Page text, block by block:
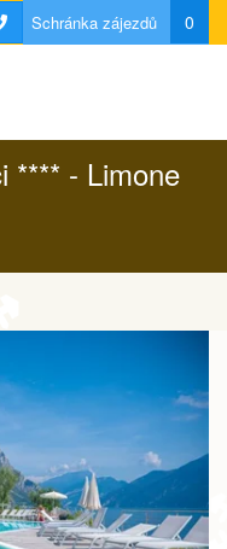
Schránka zájezdů 0
**** - Limone